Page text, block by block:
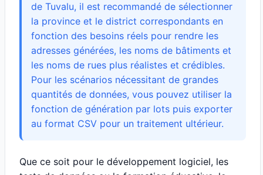
de Tuvalu, il est recommandé de sélectionner
la province et le district correspondants en
fonction des besoins réels pour rendre les
adresses générées, les noms de bâtiments et
les noms de rues plus réalistes et crédibles.
Pour les scénarios nécessitant de grandes
quantités de données, vous pouvez utiliser la
fonction de génération par lots puis exporter
au format CSV pour un traitement ultérieur.
Que ce soit pour le développement logiciel, les